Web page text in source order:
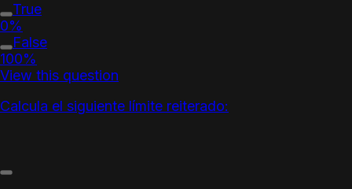
True
0%
False
100%
View this question
Calcula el siguiente límite reiterado: